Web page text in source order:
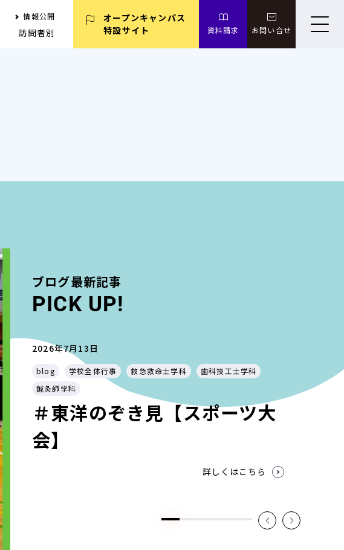
情報公開
訪問者別
オープンキャンパス
特設サイト
資料請求 お問い合せ
ブログ最新記事
PICK UP!
2026年7月13日
blog 学校全体行事 救急救命士学科
歯科技工士学科
鍼灸師学科
＃東洋のぞき見【スポーツ大
会】
詳しくはこちら